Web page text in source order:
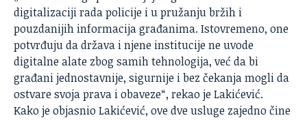
digitalizaciji rada policije i u pružanju bržih i
pouzdanijih informacija građanima. Istovremeno, one
potvrđuju da država i njene institucije ne uvode
digitalne alate zbog samih tehnologija, već da bi
građani jednostavnije, sigurnije i bez čekanja mogli da
ostvare svoja prava i obaveze“, rekao je Lakićević.
Kako je objasnio Lakićević, ove dve usluge zajedno čine